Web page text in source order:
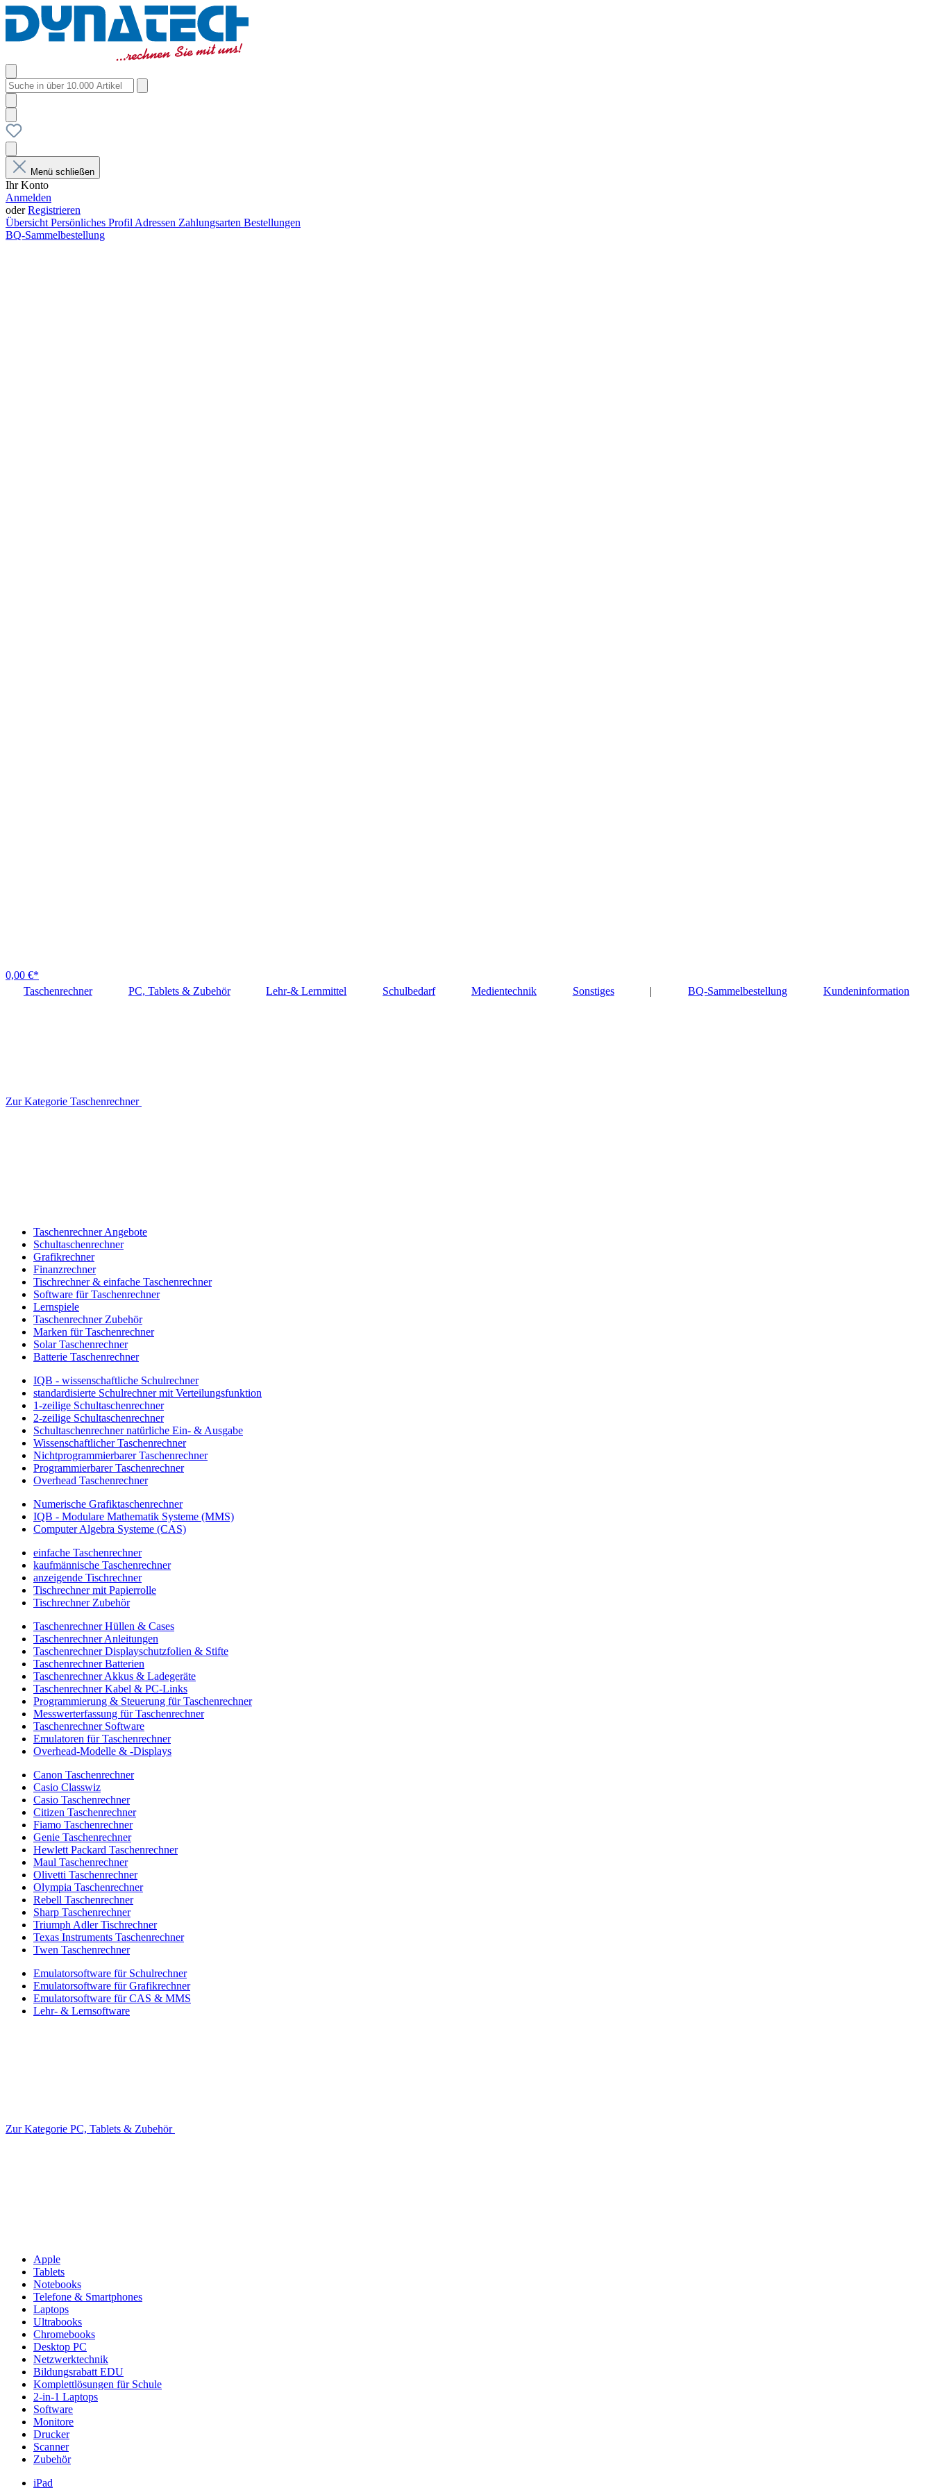
Menü schließen
Ihr Konto
Anmelden
oderRegistrieren
Übersicht Persönliches Profil Adressen Zahlungsarten Bestellungen
BQ-Sammelbestellung
0,00 €*
Taschenrechner
PC, Tablets & Zubehör Lehr-& Lernmittel Schulbedarf Medientechnik Sonstiges | BQ-Sammelbestellung Kundeninformation
Zur Kategorie Taschenrechner
Taschenrechner Angebote
Schultaschenrechner
Grafikrechner
Finanzrechner
Tischrechner & einfache Taschenrechner
Software für Taschenrechner
Lernspiele
Taschenrechner Zubehör
Marken für Taschenrechner
Solar Taschenrechner
Batterie Taschenrechner
IQB - wissenschaftliche Schulrechner
standardisierte Schulrechner mit Verteilungsfunktion
1-zeilige Schultaschenrechner
2-zeilige Schultaschenrechner
Schultaschenrechner natürliche Ein- & Ausgabe
Wissenschaftlicher Taschenrechner
Nichtprogrammierbarer Taschenrechner
Programmierbarer Taschenrechner
Overhead Taschenrechner
Numerische Grafiktaschenrechner
IQB - Modulare Mathematik Systeme (MMS)
Computer Algebra Systeme (CAS)
einfache Taschenrechner
kaufmännische Taschenrechner
anzeigende Tischrechner
Tischrechner mit Papierrolle
Tischrechner Zubehör
Taschenrechner Hüllen & Cases
Taschenrechner Anleitungen
Taschenrechner Displayschutzfolien & Stifte
Taschenrechner Batterien
Taschenrechner Akkus & Ladegeräte
Taschenrechner Kabel & PC-Links
Programmierung & Steuerung für Taschenrechner
Messwerterfassung für Taschenrechner
Taschenrechner Software
Emulatoren für Taschenrechner
Overhead-Modelle & -Displays
Canon Taschenrechner
Casio Classwiz
Casio Taschenrechner
Citizen Taschenrechner
Fiamo Taschenrechner
Genie Taschenrechner
Hewlett Packard Taschenrechner
Maul Taschenrechner
Olivetti Taschenrechner
Olympia Taschenrechner
Rebell Taschenrechner
Sharp Taschenrechner
Triumph Adler Tischrechner
Texas Instruments Taschenrechner
Twen Taschenrechner
Emulatorsoftware für Schulrechner
Emulatorsoftware für Grafikrechner
Emulatorsoftware für CAS & MMS
Lehr- & Lernsoftware
Zur Kategorie PC, Tablets & Zubehör
Apple
Tablets
Notebooks
Telefone & Smartphones
Laptops
Ultrabooks
Chromebooks
Desktop PC
Netzwerktechnik
Bildungsrabatt EDU
Komplettlösungen für Schule
2-in-1 Laptops
Software
Monitore
Drucker
Scanner
Zubehör
iPad